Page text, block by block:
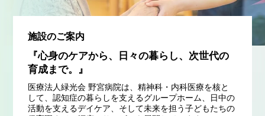
施設のご案内
『心身のケアから、日々の暮らし、次世代の
育成まで。』
医療法人緑光会 野宮病院は、精神科・内科医療を核と
して、認知症の暮らしを支えるグループホーム、日中の
活動を支えるデイケア、そして未来を担う子どもたちの